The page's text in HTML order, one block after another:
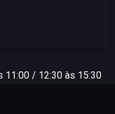
11:00 / 12:30 às 15:30